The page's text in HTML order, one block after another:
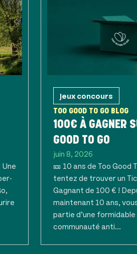
Une
Jeux concours
TOO GOOD TO GO BLOG
100€ À GAGNER
GOOD TO GO
juin 8, 2026
🎫 10 ans de Too Good
tentez de trouver un
Gagnant de 100 € !
maintenant 10 ans,
partie d’une formidable
communauté anti...